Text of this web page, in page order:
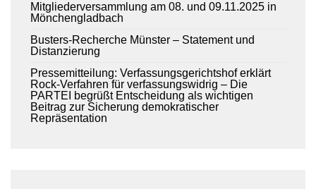
Mitgliederversammlung am 08. und 09.11.2025 in
Mönchengladbach
Busters-Recherche Münster – Statement und
Distanzierung
Pressemitteilung: Verfassungsgerichtshof erklärt
Rock-Verfahren für verfassungswidrig – Die
PARTEI begrüßt Entscheidung als wichtigen
Beitrag zur Sicherung demokratischer
Repräsentation